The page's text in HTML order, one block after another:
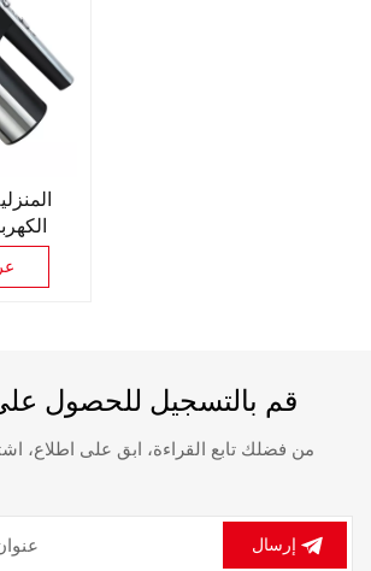
قم بالتسجيل للحصول
من فضلك تابع القراءة، ابق على اطلاع،
إرسال